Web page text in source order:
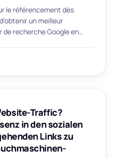
le référencement dès
un meilleur
recherche Google en
Traffic?
in den sozialen
Links zu